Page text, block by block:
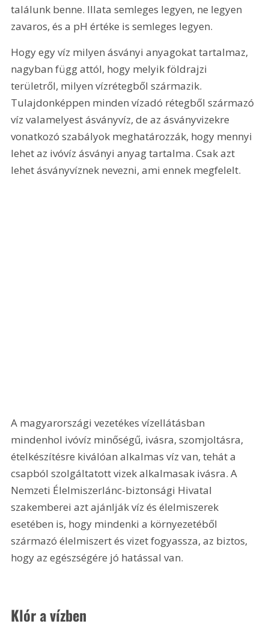
találunk benne. Illata semleges legyen, ne legyen
zavaros, és a pH értéke is semleges legyen.
Hogy egy víz milyen ásványi anyagokat tartalmaz,
nagyban függ attól, hogy melyik földrajzi
területről, milyen vízrétegből származik.
Tulajdonképpen minden vízadó rétegből származó
víz valamelyest ásványvíz, de az ásványvizekre
vonatkozó szabályok meghatározzák, hogy mennyi
lehet az ivóvíz ásványi anyag tartalma. Csak azt
lehet ásványvíznek nevezni, ami ennek megfelelt.
A magyarországi vezetékes vízellátásban
mindenhol ivóvíz minőségű, ivásra, szomjoltásra,
ételkészítésre kiválóan alkalmas víz van, tehát a
csapból szolgáltatott vizek alkalmasak ivásra. A
Nemzeti Élelmiszerlánc-biztonsági Hivatal
szakemberei azt ajánlják víz és élelmiszerek
esetében is, hogy mindenki a környezetéből
származó élelmiszert és vizet fogyassza, az biztos,
hogy az egészségére jó hatással van.
Klór a vízben